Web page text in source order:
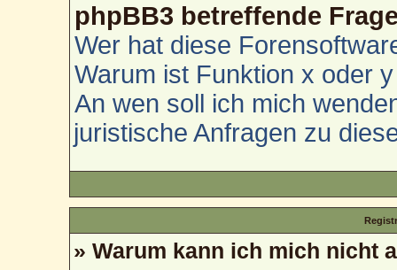
phpBB3 betreffende
Wer hat diese
Warum ist Funktion x oder
An wen soll ich mich
juristische Anfragen zu
» Warum kann ich mich nicht